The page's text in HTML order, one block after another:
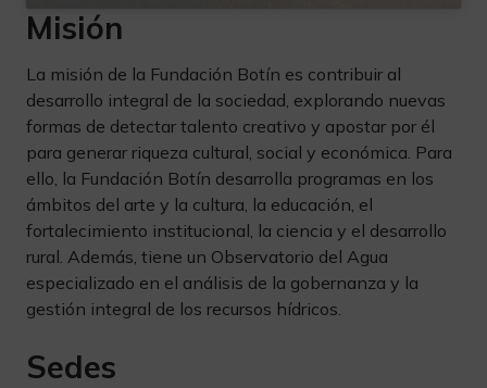
Misión
La misión de la Fundación Botín es contribuir al
desarrollo integral de la sociedad, explorando nuevas
formas de detectar talento creativo y apostar por él
para generar riqueza cultural, social y económica. Para
ello, la Fundación Botín desarrolla programas en los
ámbitos del arte y la cultura, la educación, el
fortalecimiento institucional, la ciencia y el desarrollo
rural. Además, tiene un Observatorio del Agua
especializado en el análisis de la gobernanza y la
gestión integral de los recursos hídricos.
Sedes